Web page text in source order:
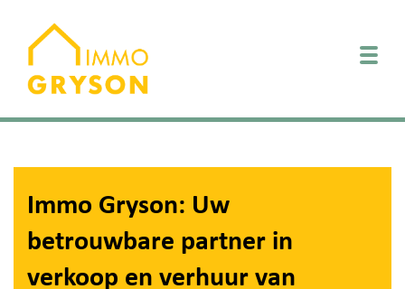
Immo Gryson: Uw
betrouwbare partner in
verkoop en verhuur van